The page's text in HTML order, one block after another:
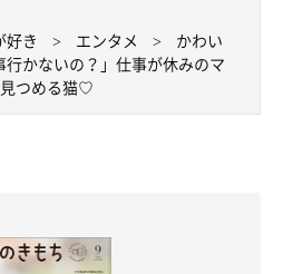
好き エンタメ
かわい
行かないの？」仕事が休みのマ
つめる猫♡